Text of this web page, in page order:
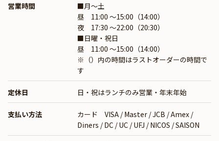
営業時間
■月～土
昼 11:00 ～15:00（14:00）
夜 17:30 ～22:00（20:30）
■日曜・祝日
昼 11:00 ～15:00（14:00）
※（）内の時間はラストオーダーの時間で
す
定休日 日・祝はランチのみ営業・年末年始
支払い方法
カード VISA / Master / JCB / Amex /
Diners / DC / UC / UFJ / NICOS / SAISON